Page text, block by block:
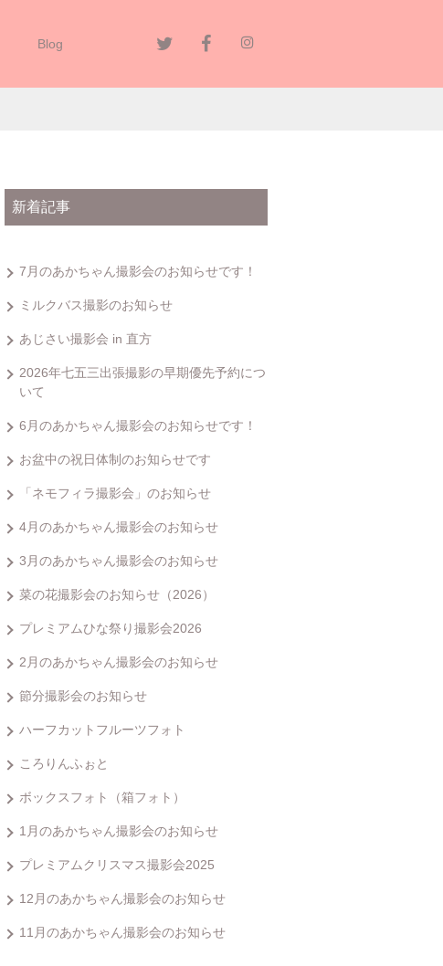
Blog
新着記事
7月のあかちゃん撮影会のお知らせです！
ミルクバス撮影のお知らせ
あじさい撮影会 in 直方
2026年七五三出張撮影の早期優先予約につ
いて
6月のあかちゃん撮影会のお知らせです！
お盆中の祝日体制のお知らせです
「ネモフィラ撮影会」のお知らせ
4月のあかちゃん撮影会のお知らせ
3月のあかちゃん撮影会のお知らせ
菜の花撮影会のお知らせ（2026）
プレミアムひな祭り撮影会2026
2月のあかちゃん撮影会のお知らせ
節分撮影会のお知らせ
ハーフカットフルーツフォト
ころりんふぉと
ボックスフォト（箱フォト）
1月のあかちゃん撮影会のお知らせ
プレミアムクリスマス撮影会2025
12月のあかちゃん撮影会のお知らせ
11月のあかちゃん撮影会のお知らせ